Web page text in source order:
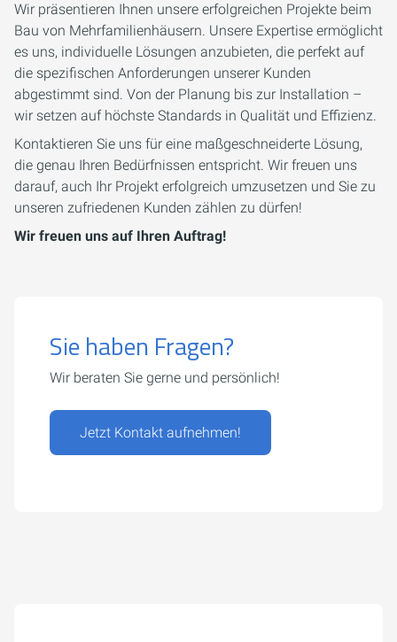
Wir präsentieren Ihnen unsere erfolgreichen Projekte beim
Bau von Mehrfamilienhäusern. Unsere Expertise ermöglicht
es uns, individuelle Lösungen anzubieten, die perfekt auf
die spezifischen Anforderungen unserer Kunden
abgestimmt sind. Von der Planung bis zur Installation –
wir setzen auf höchste Standards in Qualität und Effizienz.
Kontaktieren Sie uns für eine maßgeschneiderte Lösung,
die genau Ihren Bedürfnissen entspricht. Wir freuen uns
darauf, auch Ihr Projekt erfolgreich umzusetzen und Sie zu
unseren zufriedenen Kunden zählen zu dürfen!
Wir freuen uns auf Ihren Auftrag!
Sie haben Fragen?
Wir beraten Sie gerne und persönlich!
Jetzt Kontakt aufnehmen!